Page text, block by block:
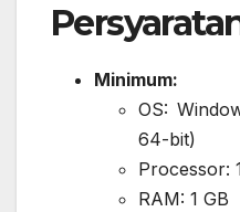
Minimum:
OS:
64-bit)
Processor:
RAM: 1 GB